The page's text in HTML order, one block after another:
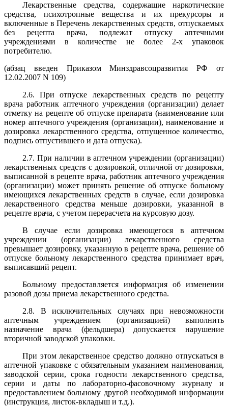
Лекарственные средства, содержащие наркотические
средства, психотропные вещества и их прекурсоры и
включенные в Перечень лекарственных средств, отпускаемых
без рецепта врача, подлежат отпуску аптечными
учреждениями в количестве не более 2-х упаковок
потребителю.
(абзац введен Приказом Минздравсоцразвития РФ от
12.02.2007 N 109)
2.6. При отпуске лекарственных средств по рецепту
врача работник аптечного учреждения (организации) делает
отметку на рецепте об отпуске препарата (наименование или
номер аптечного учреждения (организации), наименование и
дозировка лекарственного средства, отпущенное количество,
подпись отпустившего и дата отпуска).
2.7. При наличии в аптечном учреждении (организации)
лекарственных средств с дозировкой, отличной от дозировки,
выписанной в рецепте врача, работник аптечного учреждения
(организации) может принять решение об отпуске больному
имеющихся лекарственных средств в случае, если дозировка
лекарственного средства меньше дозировки, указанной в
рецепте врача, с учетом перерасчета на курсовую дозу.
В случае если дозировка имеющегося в аптечном
учреждении (организации) лекарственного средства
превышает дозировку, указанную в рецепте врача, решение об
отпуске больному лекарственного средства принимает врач,
выписавший рецепт.
Больному предоставляется информация об изменении
разовой дозы приема лекарственного средства.
2.8. В исключительных случаях при невозможности
аптечным учреждением (организацией) выполнить
назначение врача (фельдшера) допускается нарушение
вторичной заводской упаковки.
При этом лекарственное средство должно отпускаться в
аптечной упаковке с обязательным указанием наименования,
заводской серии, срока годности лекарственного средства,
серии и даты по лабораторно-фасовочному журналу и
предоставлением больному другой необходимой информации
(инструкция, листок-вкладыш и т.д.).